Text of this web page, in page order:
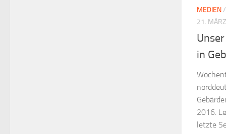
MEDIEN/
21.
in
2016.
letzte